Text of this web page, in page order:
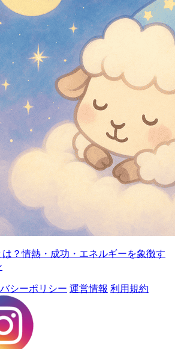
？情熱・成功・エネルギーを象徴す
シーポリシー 運営情報 利用規約